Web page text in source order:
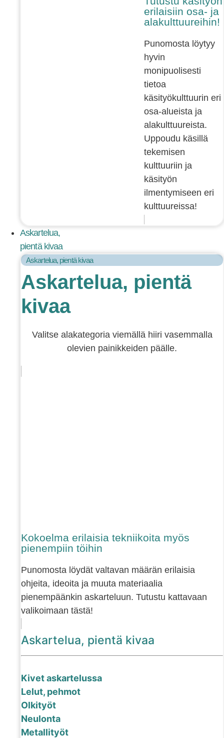
erilaisiin osa- ja
alakulttuureihin!
Punomosta löytyy
hyvin
monipuolisesti
tietoa
käsityökulttuurin eri
osa-alueista ja
alakulttuureista.
Uppoudu käsillä
tekemisen
kulttuuriin ja
käsityön
ilmentymiseen eri
kulttuureissa!
Askartelua,
pientä kivaa
Askartelua, pientä kivaa
Askartelua, pientä
kivaa
Valitse alakategoria viemällä hiiri vasemmalla
olevien painikkeiden päälle.
Kokoelma erilaisia tekniikoita myös
pienempiin töihin
Punomosta löydät valtavan määrän erilaisia
ohjeita, ideoita ja muuta materiaalia
pienempäänkin askarteluun. Tutustu kattavaan
valikoimaan tästä!
Askartelua, pientä kivaa
Kivet askartelussa
Lelut, pehmot
Olkityöt
Neulonta
Metallityöt